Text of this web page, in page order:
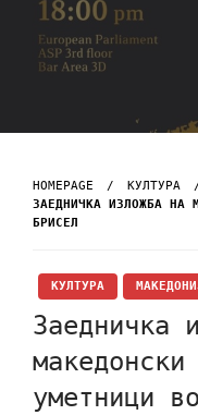
HOMEPAGE
КУЛТУРА
ЗАЕДНИЧКА ИЗЛОЖБА НА
БРИСЕЛ
КУЛТУРА
Заедничка
уметници